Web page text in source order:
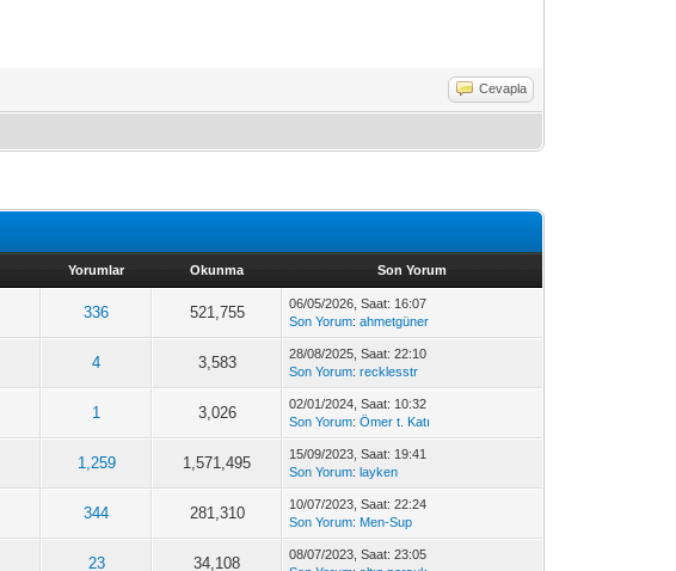
Cevapla
Yorumlar Okunma Son Yorum
336 521,755
06/05/2026, Saat: 16:07
Son Yorum:ahmetgüner
4 3,583
28/08/2025, Saat: 22:10
Son Yorum:recklesstr
1 3,026
02/01/2024, Saat: 10:32
Son Yorum:Ömer t. Katı
1,259 1,571,495
15/09/2023, Saat: 19:41
Son Yorum:layken
344 281,310
10/07/2023, Saat: 22:24
Son Yorum: Men-Sup
23 34,108
08/07/2023, Saat: 23:05